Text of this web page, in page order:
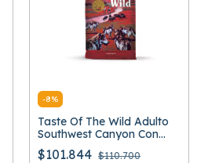
-8%
Taste Of The Wild Adulto
Southwest Canyon Con
Jabali
$101.844 $110.700